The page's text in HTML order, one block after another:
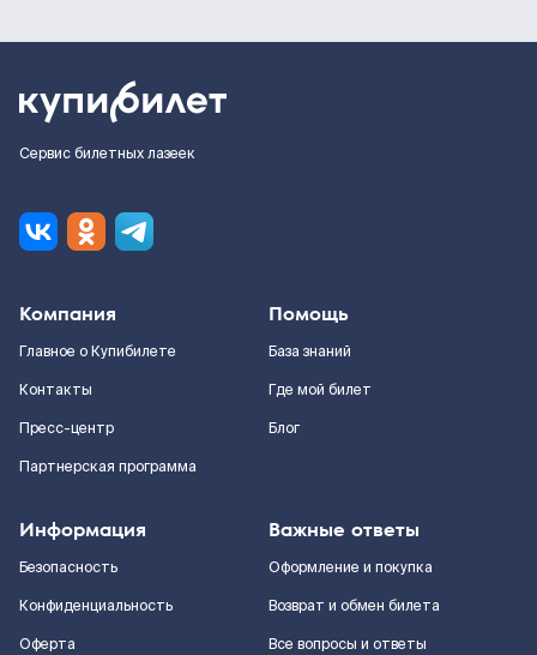
Сервис билетных лазеек
Компания
Главное о Купибилете
Контакты
Пресс-центр
Партнерская программа
Помощь
База знаний
Где мой билет
Блог
Информация
Безопасность
Конфиденциальность
Оферта
Важные ответы
Оформление и покупка
Возврат и обмен билета
Все вопросы и ответы